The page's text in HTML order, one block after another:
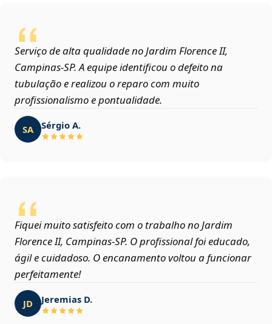
Serviço de alta qualidade no Jardim Florence II,
Campinas‑SP. A equipe identificou o defeito na
tubulação e realizou o reparo com muito
profissionalismo e pontualidade.
SA Sérgio A.
Fiquei muito satisfeito com o trabalho no Jardim
Florence II, Campinas‑SP. O profissional foi educado,
ágil e cuidadoso. O encanamento voltou a funcionar
perfeitamente!
JD Jeremias D.